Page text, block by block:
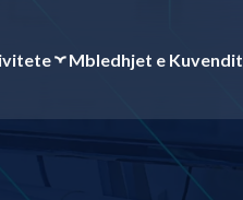
Mbledhjet e Kuvendit